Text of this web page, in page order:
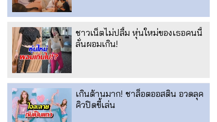
ชาวเน็ตไม่ปลื้ม หุ่นใหม่ของเธอคนนี้
ลั่นผอมเกิน!
เกินต้านมาก! ชาล็อตออสติน อวดลุค
คิวปิดขี้เล่น